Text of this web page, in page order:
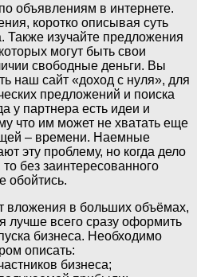
объявлениям в интернете.
коротко описывая суть
Также изучайте предложения
могут быть свои
свободные деньги. Вы
наш сайт «доход с нуля», для
предложений и поиска
у партнера есть идеи и
что им может не хватать еще
– времени. Наемные
эту проблему, но когда дело
то без заинтересованного
обойтись.
вложения в больших объёмах,
лучше всего сразу оформить
бизнеса. Необходимо
описать:
бизнеса;